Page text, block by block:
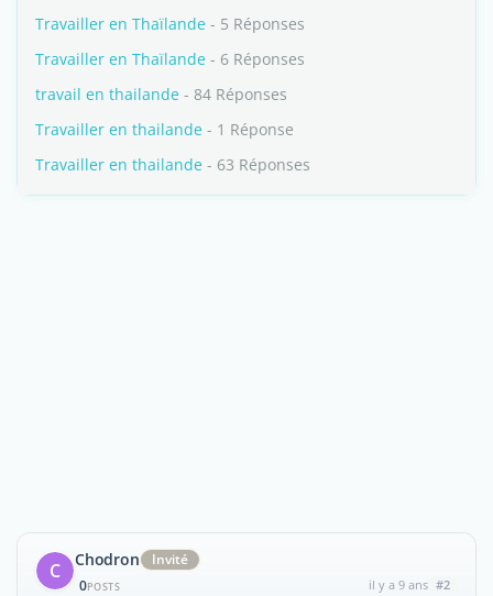
Travailler en Thaïlande - 5 Réponses
Travailler en Thaïlande - 6 Réponses
travail en thailande - 84 Réponses
Travailler en thailande - 1 Réponse
Travailler en thailande - 63 Réponses
C Chodron
Invité
0POSTS il y a 9 ans #2